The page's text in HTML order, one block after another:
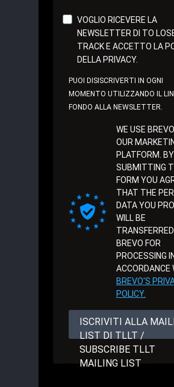
VOGLIO RICEVERE LA
NEWSLETTER DI TO
TRACK E ACCETTO LA
DELLA PRIVACY.
PUOI DISISCRIVERTI IN OGNI
MOMENTO UTILIZZANDO IL
FONDO ALLA NEWSLETTER.
WE USE
OUR
PLATFORM. BY
SUBMITTING
FORM YOU
THAT THE
DATA YOU
WILL BE
BREVO FOR
PROCESSING IN
ACCORDANCE
BREVO'S
POLICY.
ISCRIVITI ALLA
LIST DI TLLT /
SUBSCRIBE TLLT
MAILING LIST